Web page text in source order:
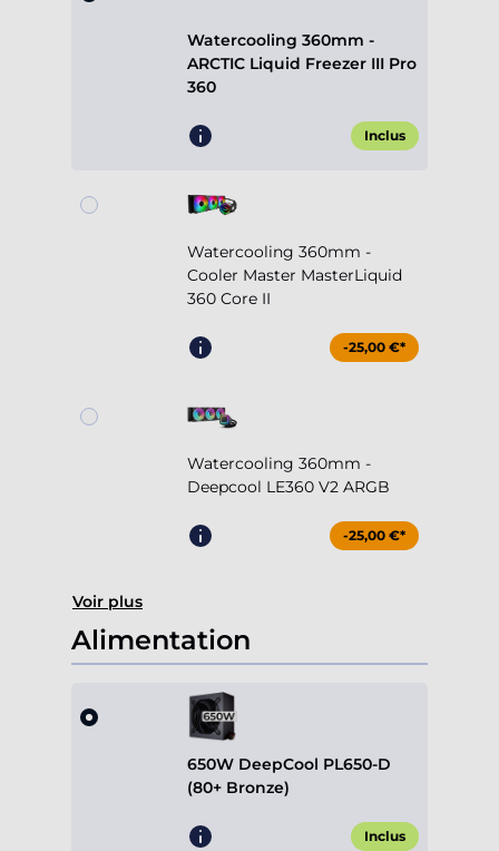
Watercooling 360mm -
ARCTIC Liquid Freezer III Pro
360
Inclus
Watercooling 360mm -
Cooler Master MasterLiquid
360 Core II
-25,00 €*
Watercooling 360mm -
Deepcool LE360 V2 ARGB
-25,00 €*
Voir plus
Alimentation
650W DeepCool PL650-D
(80+ Bronze)
Inclus